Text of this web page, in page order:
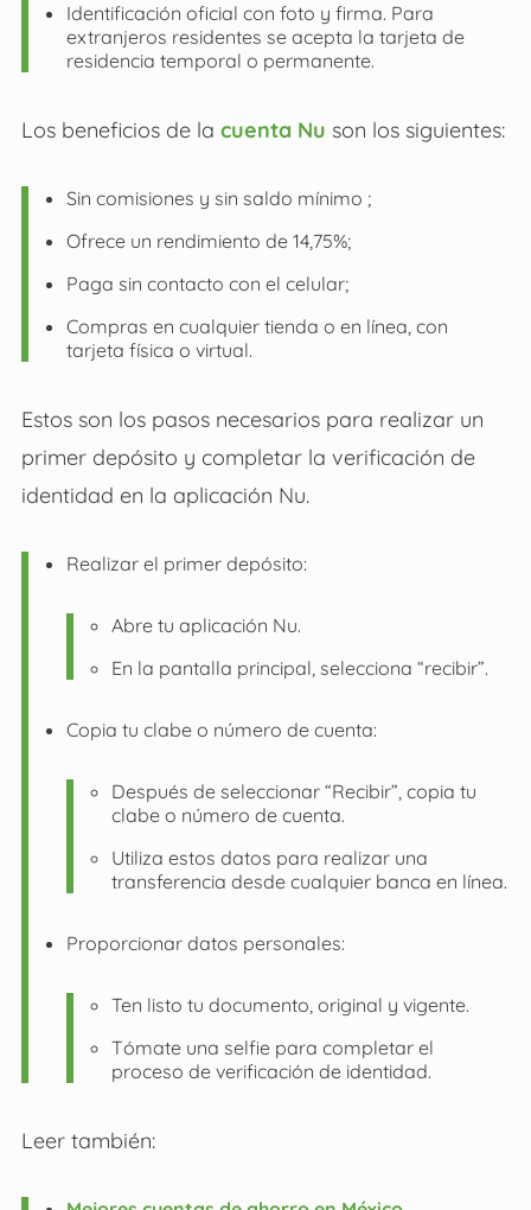
Identificación oficial con foto y firma. Para
extranjeros residentes se acepta la tarjeta de
residencia temporal o permanente.
Los beneficios de la cuenta Nu son los siguientes:
Sin comisiones y sin saldo mínimo ;
Ofrece un rendimiento de 14,75%;
Paga sin contacto con el celular;
Compras en cualquier tienda o en línea, con
tarjeta física o virtual.
Estos son los pasos necesarios para realizar un
primer depósito y completar la verificación de
identidad en la aplicación Nu.
Realizar el primer depósito:
Abre tu aplicación Nu.
En la pantalla principal, selecciona “recibir”.
Copia tu clabe o número de cuenta:
Después de seleccionar “Recibir”, copia tu
clabe o número de cuenta.
Utiliza estos datos para realizar una
transferencia desde cualquier banca en línea.
Proporcionar datos personales:
Ten listo tu documento, original y vigente.
Tómate una selfie para completar el
proceso de verificación de identidad.
Leer también: